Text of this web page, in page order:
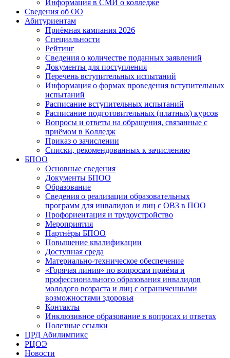
Информация в СМИ о колледже
Сведения об ОО
Абитуриентам
Приёмная кампания 2026
Специальности
Рейтинг
Сведения о количестве поданных заявлений
Документы для поступления
Перечень вступительных испытаний
Информация о формах проведения вступительных
испытаний
Расписание вступительных испытаний
Расписание подготовительных (платных) курсов
Вопросы и ответы на обращения, связанные с
приёмом в Колледж
Приказ о зачислении
Списки, рекомендованных к зачислению
БПОО
Основные сведения
Документы БПОО
Образование
Сведения о реализации образовательных
программ для инвалидов и лиц с ОВЗ в ПОО
Профориентация и трудоустройство
Мероприятия
Партнёры БПОО
Повышение квалификации
Доступная среда
Материально-техническое обеспечение
«Горячая линия» по вопросам приёма и
профессионального образования инвалидов
молодого возраста и лиц с ограниченными
возможностями здоровья
Контакты
Инклюзивное образование в вопросах и ответах
Полезные ссылки
ЦРД Абилимпикс
РЦОЭ
Новости